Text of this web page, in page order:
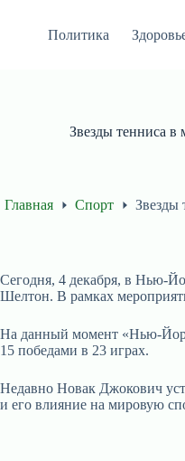
Политика
Звезды тенниса
Главная Спорт Звезды
Сегодня, 4 декабря, в Нью-
Шелтон. В рамках
На данный момент «Нью-
15 победами в 23 играх.
Недавно Новак Джокович
и его влияние на мировую